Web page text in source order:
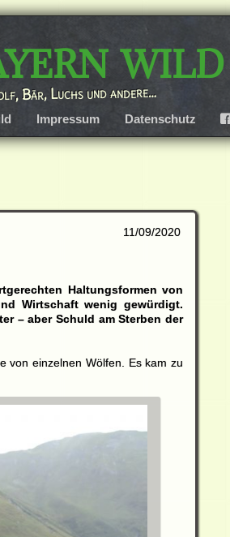
wild
Bär, Luchs und andere…
Impressum Datenschutz F
11/09/2020
Haltungsformen von
Wirtschaft wenig gewürdigt.
– aber Schuld am Sterben der
von einzelnen Wölfen. Es kam zu